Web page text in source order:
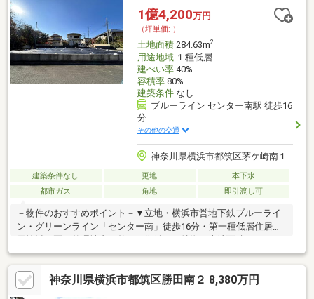
い。
1億4,200万円
（坪単価:-）
土地面積284.63m2
用途地域１種低層
建ぺい率40%
容積率80%
建築条件なし
ブルーライン センター南駅 徒歩16
分
その他の交通
神奈川県横浜市都筑区茅ケ崎南１
建築条件なし 更地
本下水
都市ガス
角地 即引渡し可
－物件のおすすめポイント－▼立地・横浜市営地下鉄ブルーライ
ン・グリーンライン「センター南」徒歩16分・第一種低層住居専
用地域・区画整理地内の整った街並み▼特徴・土地面積284.63平
米(約86.1坪)の広さ・南東・北東・北西側道路幅員約6m(公道)、
各接道間口12m以上・現状更地・即引渡し可(残金精算後)▼周辺
環境・横浜市立茅ケ崎小学校 徒歩7分(約510m)・横浜市立茅ケ崎
中学校 徒歩5分(約380m)・茅ヶ崎公園 徒歩2分(約130m)■ ご希望
神奈川県横浜市都筑区勝田南２ 8,380万円